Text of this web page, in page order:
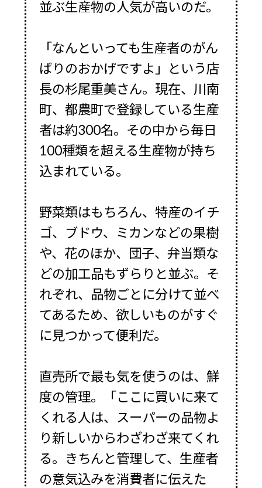
並ぶ生産物の人気が高いのだ。
「なんといっても生産者のがん
ばりのおかげですよ」という店
長の杉尾重美さん。現在、川南
町、都農町で登録している生産
者は約300名。その中から毎日
100種類を超える生産物が持ち
込まれている。
野菜類はもちろん、特産のイチ
ゴ、ブドウ、ミカンなどの果樹
や、花のほか、団子、弁当類な
どの加工品もずらりと並ぶ。そ
れぞれ、品物ごとに分けて並べ
てあるため、欲しいものがすぐ
に見つかって便利だ。
直売所で最も気を使うのは、鮮
度の管理。「ここに買いに来て
くれる人は、スーパーの品物よ
り新しいからわざわざ来てくれ
る。きちんと管理して、生産者
の意気込みを消費者に伝えた